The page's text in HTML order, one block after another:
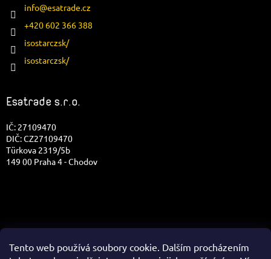
Tento web používá soubory cookie. Dalším procházením
info@esatrade.cz
+420 602 366 388
isostarczsk/
isostarczsk/
Esatrade s.r.o.
IČ: 27109470
DIČ: CZ27109470
Türkova 2319/5b
149 00 Praha 4 - Chodov